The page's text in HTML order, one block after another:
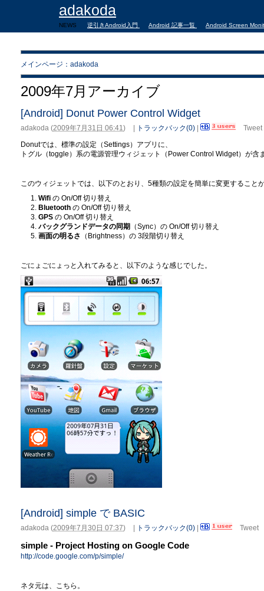
adakoda
NEWS 逆引きAndroid入門 Android 記事一覧 Android Screen
メインページ：adakoda
2009年7月アーカイブ
[Android] Donut Power Control Widget
adakoda (2009年7月31日 06:41) トラックバック(0)
Tweet
Donutでは、標準の設定（Settings）アプリに、
トグル（toggle）系の電源管理ウィジェット（Power Control Widget）が含
このウィジェットでは、以下のとおり、5種類の設定を簡単に変更すること
Wifi の On/Off 切り替え
Bluetooth の On/Off 切り替え
GPS の On/Off 切り替え
バックグランドデータの同期 （Sync）の On/Off 切り替え
画面の明るさ
（Brightness）の 3段階切り替え
ごにょごにょっと入れてみると、以下のような感じでした。
[Android] simple で BASIC
adakoda (2009年7月30日 07:37) | トラックバック(0) | Tweet
simple - Project Hosting on Google Code
http://code.google.com/p/simple/
ネタ元は、こちら。